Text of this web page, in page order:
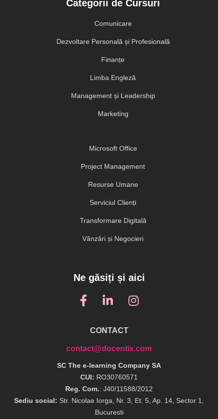
Categorii de Cursuri
Comunicare
Dezvoltare Personală și Profesională
Finanțe
Limba Engleză
Management și Leadership
Marketing
Microsoft Office
Project Management
Resurse Umane
Serviciul Clienți
Transformare Digitală
Vânzări și Negocieri
Ne găsiți și aici
CONTACT
contact@docentix.com
SC The e-learning Company SA
CUI: RO30760571
Reg. Com.: J40/11588/2012
Sediu social: Str. Nicolae Iorga, Nr. 3, Et. 5, Ap. 14, Sector 1,
Bucuresti